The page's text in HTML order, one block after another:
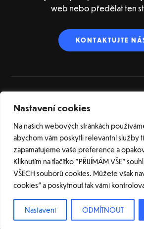
Nastavení cookies
Na našich webových stránkách
abychom vám poskytli relevantní služby
zapamatujeme vaše preference a
Kliknutím na tlačítko "PŘIJÍMÁM VŠE"
VŠECH souborů cookies. Můžete však
cookies" a poskytnout tak vámi
Nastavení ODMÍTNOUT
web nebo předělat ten
KONTAKTUJTE
ÚVOD O NÁS
SLOVNÍK POJMŮ
© 2026 Tvorba webových stránek na CMS WordPress
s.r.o. |
Nastavení cookies | Všechna